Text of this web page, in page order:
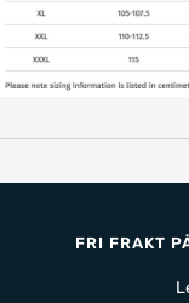
FRI FRAKT